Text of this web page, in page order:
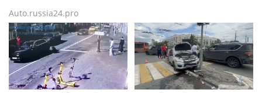
Auto.russia24.pro